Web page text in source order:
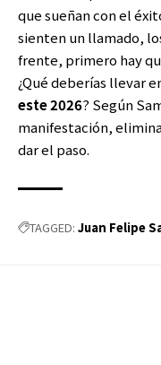
que sueñan con el
sienten un llamado,
frente, primero hay
¿Qué deberías llevar
este 2026? Según
manifestación,
dar el paso.
TAGGED: Juan Felipe